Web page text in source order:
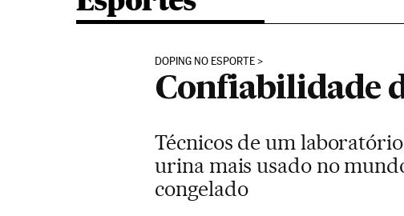
DOPING NO ESPORTE
Confiabilidade
Técnicos de um
urina mais usado no
congelado